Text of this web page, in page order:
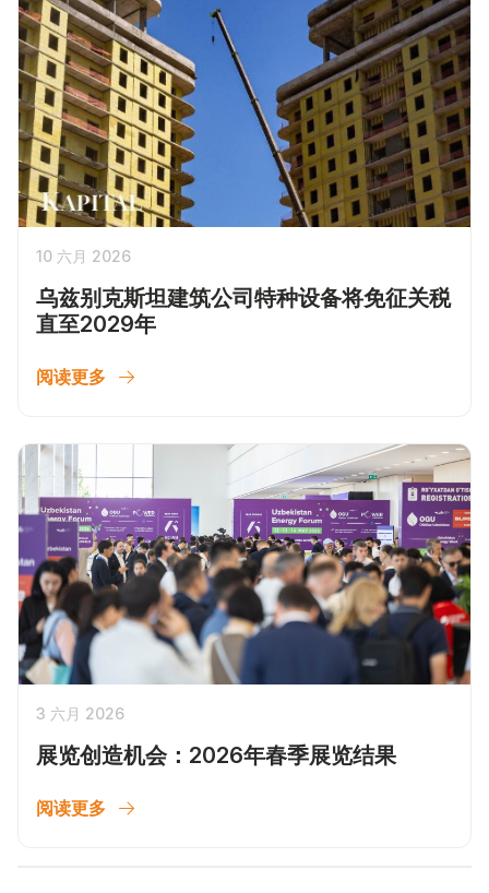
10 六月 2026
乌兹别克斯坦建筑公司特种设备将免征关税
直至2029年
阅读更多
3 六月 2026
展览创造机会：2026年春季展览结果
阅读更多